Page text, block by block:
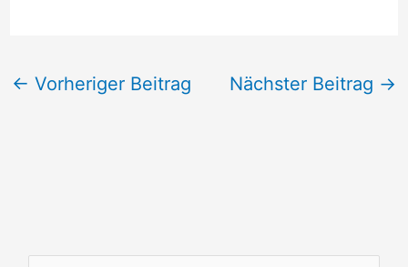
← Vorheriger Beitrag Nächster Beitrag →